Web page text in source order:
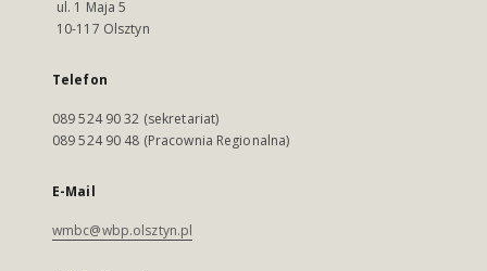
ul. 1 Maja 5
10-117 Olsztyn
Telefon
089 524 90 32 (sekretariat)
089 524 90 48 (Pracownia Regionalna)
E-Mail
wmbc@wbp.olsztyn.pl